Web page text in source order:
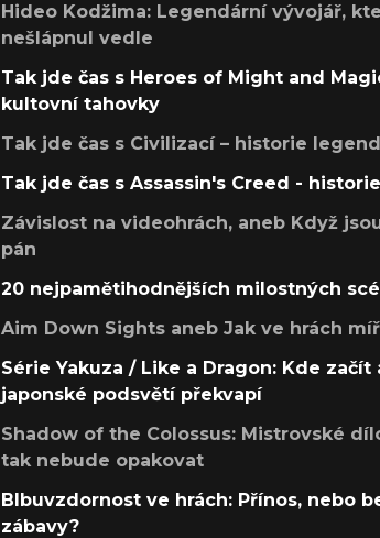
Hideo Kodžima: Legendární vývojář,
nešlápnul vedle
Tak jde čas s Heroes of Might and
kultovní tahovky
Tak jde čas s Civilizací – historie
Tak jde čas s Assassin's Creed -
Závislost na videohrách, aneb Když
pán
20 nejpamětihodnějších milostných
Aim Down Sights aneb Jak ve hrách
Série Yakuza / Like a Dragon: Kde začít
japonské podsvětí překvapí
Shadow of the Colossus: Mistrovské
tak nebude opakovat
Blbuvzdornost ve hrách: Přínos, nebo
zábavy?